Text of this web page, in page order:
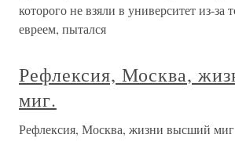
которого не взяли в университет из-за
евреем, пытался
Рефлексия, Москва,
миг.
Рефлексия, Москва, жизни высший